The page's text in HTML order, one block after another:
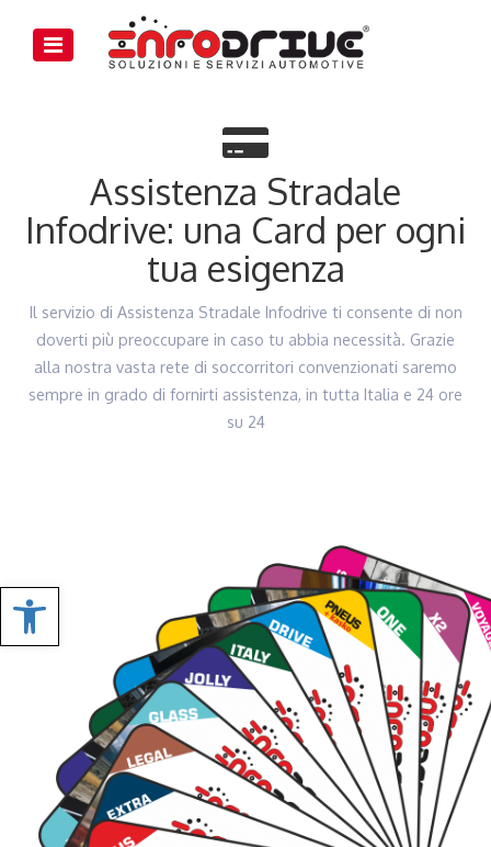
Apri Impostazioni
Assistenza Stradale
Infodrive: una Card per ogni
tua esigenza
Il servizio di Assistenza Stradale Infodrive ti consente di non
doverti più preoccupare in caso tu abbia necessità. Grazie
alla nostra vasta rete di soccorritori convenzionati saremo
sempre in grado di fornirti assistenza, in tutta Italia e 24 ore
su 24